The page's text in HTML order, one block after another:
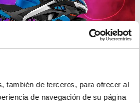
también de terceros, para ofrecer al
de navegación de su página